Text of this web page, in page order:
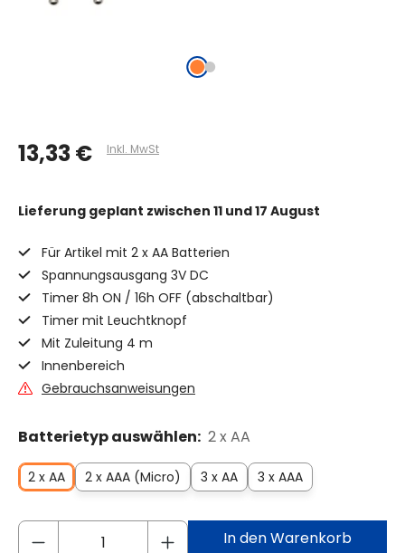
13,33 € Inkl. MwSt
Lieferung geplant zwischen 11 und 17 August
Für Artikel mit 2 x AA Batterien
Spannungsausgang 3V DC
Timer 8h ON / 16h OFF (abschaltbar)
Timer mit Leuchtknopf
Mit Zuleitung 4 m
Innenbereich
Gebrauchsanweisungen
Batterietyp auswählen: 2 x AA
2 x AA 2 x AAA (Micro) 3 x AA 3 x AAA
In den Warenkorb